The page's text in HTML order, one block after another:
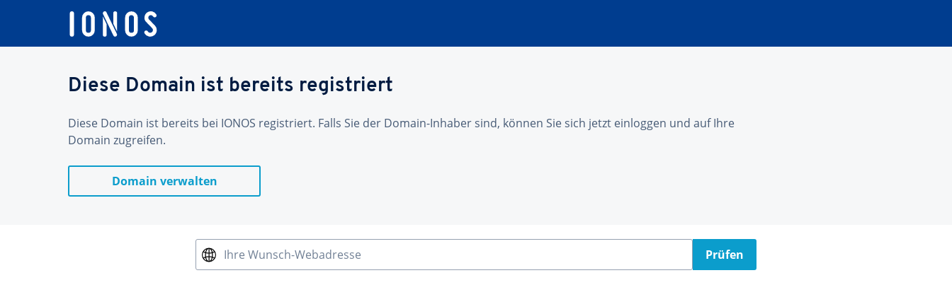
Diese Domain ist bereits registriert
Diese Domain ist bereits bei IONOS registriert. Falls Sie der Domain-Inhaber sind, können Sie sich jetzt einloggen und auf Ihre
Domain zugreifen.
Domain verwalten
Ihre Wunsch-Webadresse Prüfen